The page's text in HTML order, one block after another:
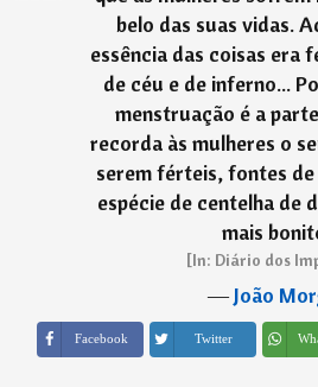
belo das suas vidas.
essência das coisas era
de céu e de inferno...
menstruação é a
recorda às mulheres o
serem férteis, fontes
espécie de centelha de
mais
[In: Diário dos
―João
Facebook Twitter